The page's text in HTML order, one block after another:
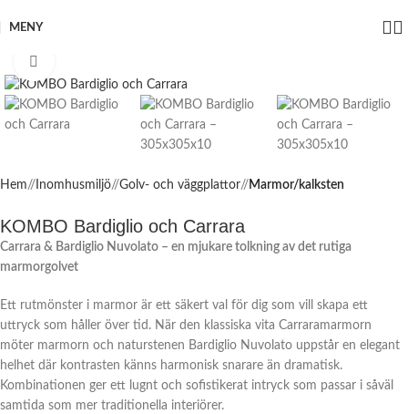
MENY
Hem/ Inomhusmiljö/ Golv- och väggplattor/ Marmor/kalksten
KOMBO Bardiglio och Carrara
Carrara & Bardiglio Nuvolato – en mjukare tolkning av det rutiga
marmorgolvet
Ett rutmönster i marmor är ett säkert val för dig som vill skapa ett
uttryck som håller över tid. När den klassiska vita Carraramarmorn
möter marmorn och naturstenen Bardiglio Nuvolato uppstår en elegant
helhet där kontrasten känns harmonisk snarare än dramatisk.
Kombinationen ger ett lugnt och sofistikerat intryck som passar i såväl
samtida som mer traditionella interiörer.